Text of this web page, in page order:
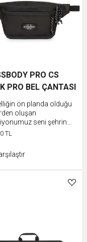
PRO CS
PRO BEL ÇANTASI
ön planda olduğu
oluşan
seni şehrin
outdoor
mini çantamızda değerli
için polar astarlı cep
TL